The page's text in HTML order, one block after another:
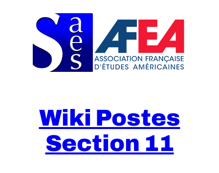
Wiki Postes
Section 11